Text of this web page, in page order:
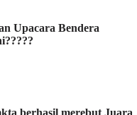
Upacara Bendera
berhasil merebut Juara